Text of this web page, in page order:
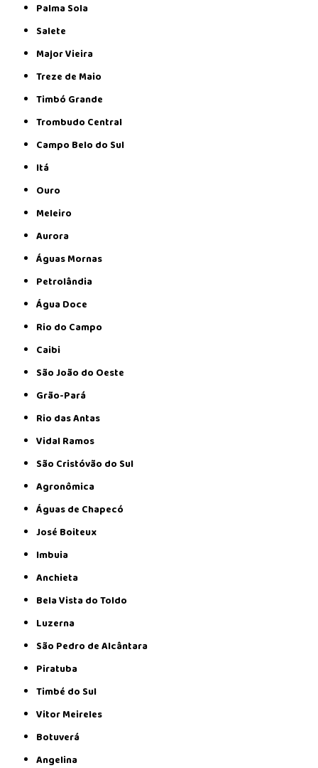
Palma Sola
Salete
Major Vieira
Treze de Maio
Timbó Grande
Trombudo Central
Campo Belo do Sul
Itá
Ouro
Meleiro
Aurora
Águas Mornas
Petrolândia
Água Doce
Rio do Campo
Caibi
São João do Oeste
Grão-Pará
Rio das Antas
Vidal Ramos
São Cristóvão do Sul
Agronômica
Águas de Chapecó
José Boiteux
Imbuia
Anchieta
Bela Vista do Toldo
Luzerna
São Pedro de Alcântara
Piratuba
Timbé do Sul
Vitor Meireles
Botuverá
Angelina